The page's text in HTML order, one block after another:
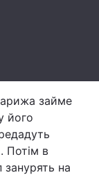
займе
його
Потім в
на